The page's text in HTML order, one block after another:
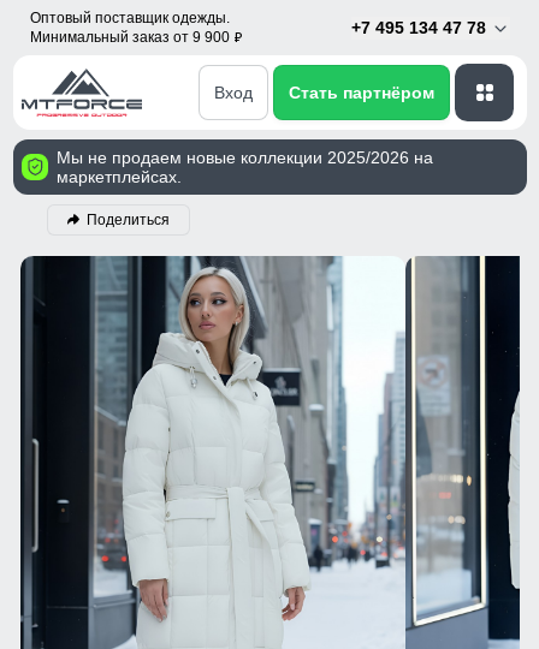
Оптовый поставщик одежды.
Минимальный заказ от 9 900 p
+7 495 134 47 78
Вход Стать партнёром
Мы не продаем новые коллекции 2025/2026 на
маркетплейсах.
Поделиться